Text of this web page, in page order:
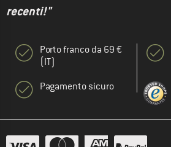
recenti!"
Porto franco da 69 €
(IT)
Pagamento sicuro